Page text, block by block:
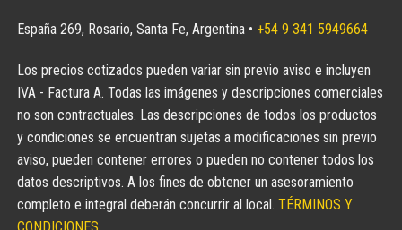
España 269, Rosario, Santa Fe, Argentina • +54 9 341 5949664
Los precios cotizados pueden variar sin previo aviso e incluyen
IVA - Factura A. Todas las imágenes y descripciones comerciales
no son contractuales. Las descripciones de todos los productos
y condiciones se encuentran sujetas a modificaciones sin previo
aviso, pueden contener errores o pueden no contener todos los
datos descriptivos. A los fines de obtener un asesoramiento
completo e integral deberán concurrir al local. TÉRMINOS Y